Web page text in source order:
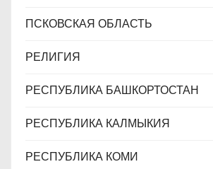
ПСКОВСКАЯ ОБЛАСТЬ
РЕЛИГИЯ
РЕСПУБЛИКА БАШКОРТОСТАН
РЕСПУБЛИКА КАЛМЫКИЯ
РЕСПУБЛИКА КОМИ